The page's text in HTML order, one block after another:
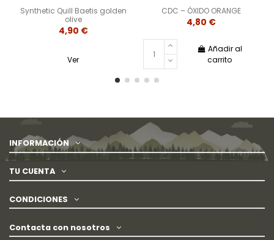
Synthetic Quill Baetis golden
olive
4,90 €
Ver
CDC – ÓXIDO ORANGE
4,80 €
Añadir al
carrito
INFORMACIÓN
TU CUENTA
CONDICIONES
Contacta con nosotros